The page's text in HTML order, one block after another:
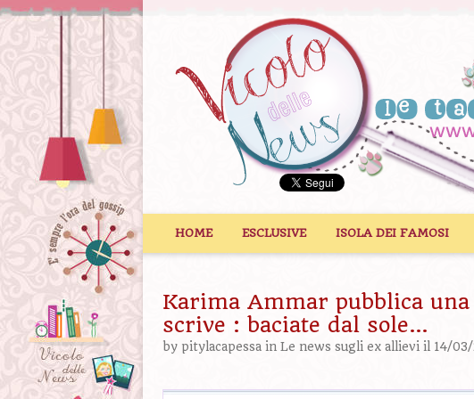
HOME ESCLUSIVE ISOLA DEI FAMOSI
Karima Ammar pubblica
scrive : baciate dal sole…
by pitylacapessa in Le news sugli ex allievi il 14/03/